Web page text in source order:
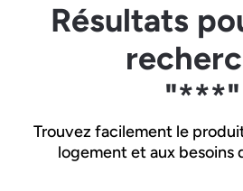
Résultats
"***"
Trouvez facilement le
logement et aux besoins